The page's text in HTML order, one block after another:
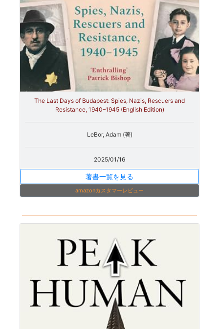
The Last Days of Budapest: Spies, Nazis, Rescuers and
Resistance, 1940–1945 (English Edition)
LeBor, Adam (著)
2025/01/16
著書一覧を見る
amazonカスタマーレビュー